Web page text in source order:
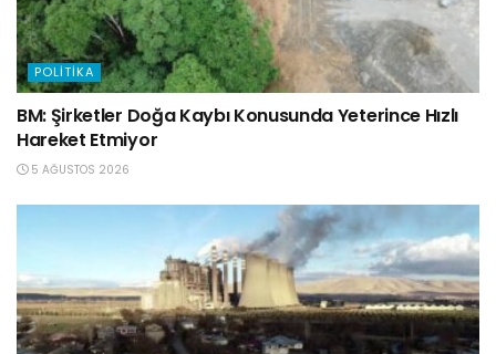
POLITIKA
BM: Şirketler Doğa Kaybı Konusunda Yeterince Hızlı
Hareket Etmiyor
5 AĞUSTOS 2026